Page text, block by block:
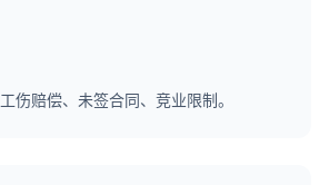
伤赔偿、未签合同、竞业限制。